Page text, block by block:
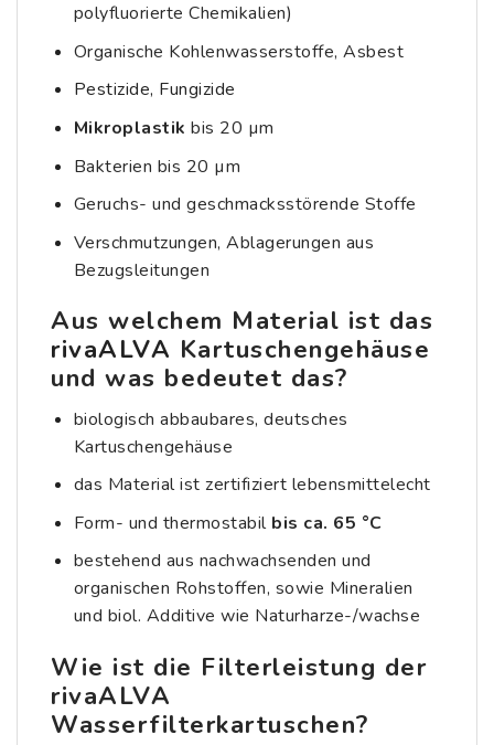
polyfluorierte Chemikalien)
Organische Kohlenwasserstoffe, Asbest
Pestizide, Fungizide
Mikroplastik bis 20 µm
Bakterien bis 20 µm
Geruchs- und geschmacksstörende Stoffe
Verschmutzungen, Ablagerungen aus
Bezugsleitungen
Aus welchem Material ist das
rivaALVA Kartuschengehäuse
und was bedeutet das?
biologisch abbaubares, deutsches
Kartuschengehäuse
das Material ist zertifiziert lebensmittelecht
Form- und thermostabil bis ca. 65 °C
bestehend aus nachwachsenden und
organischen Rohstoffen, sowie Mineralien
und biol. Additive wie Naturharze-/wachse
Wie ist die Filterleistung der
rivaALVA
Wasserfilterkartuschen?